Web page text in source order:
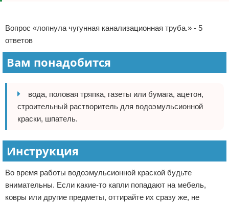
Вопрос «лопнула чугунная канализационная труба.» - 5
ответов
Вам понадобится
вода, половая тряпка, газеты или бумага, ацетон,
строительный растворитель для водоэмульсионной
краски, шпатель.
Инструкция
Во время работы водоэмульсионной краской будьте
внимательны. Если какие-то капли попадают на мебель,
ковры или другие предметы, оттирайте их сразу же, не